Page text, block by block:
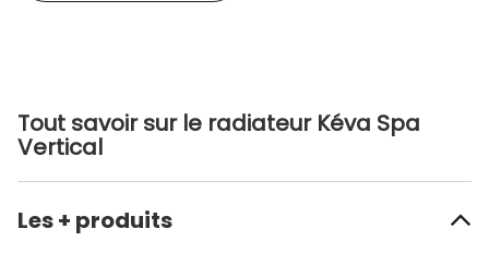
Tout savoir sur le radiateur Kéva Spa
Vertical
Les + produits